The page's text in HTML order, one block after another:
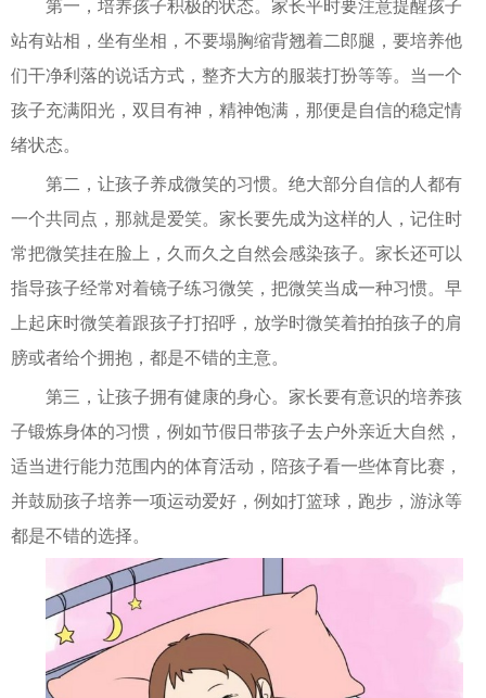
第一，培养孩子积极的状态。家长平时要注意提醒孩子
站有站相，坐有坐相，不要塌胸缩背翘着二郎腿，要培养他
们干净利落的说话方式，整齐大方的服装打扮等等。当一个
孩子充满阳光，双目有神，精神饱满，那便是自信的稳定情
绪状态。
第二，让孩子养成微笑的习惯。绝大部分自信的人都有
一个共同点，那就是爱笑。家长要先成为这样的人，记住时
常把微笑挂在脸上，久而久之自然会感染孩子。家长还可以
指导孩子经常对着镜子练习微笑，把微笑当成一种习惯。早
上起床时微笑着跟孩子打招呼，放学时微笑着拍拍孩子的肩
膀或者给个拥抱，都是不错的主意。
第三，让孩子拥有健康的身心。家长要有意识的培养孩
子锻炼身体的习惯，例如节假日带孩子去户外亲近大自然，
适当进行能力范围内的体育活动，陪孩子看一些体育比赛，
并鼓励孩子培养一项运动爱好，例如打篮球，跑步，游泳等
都是不错的选择。